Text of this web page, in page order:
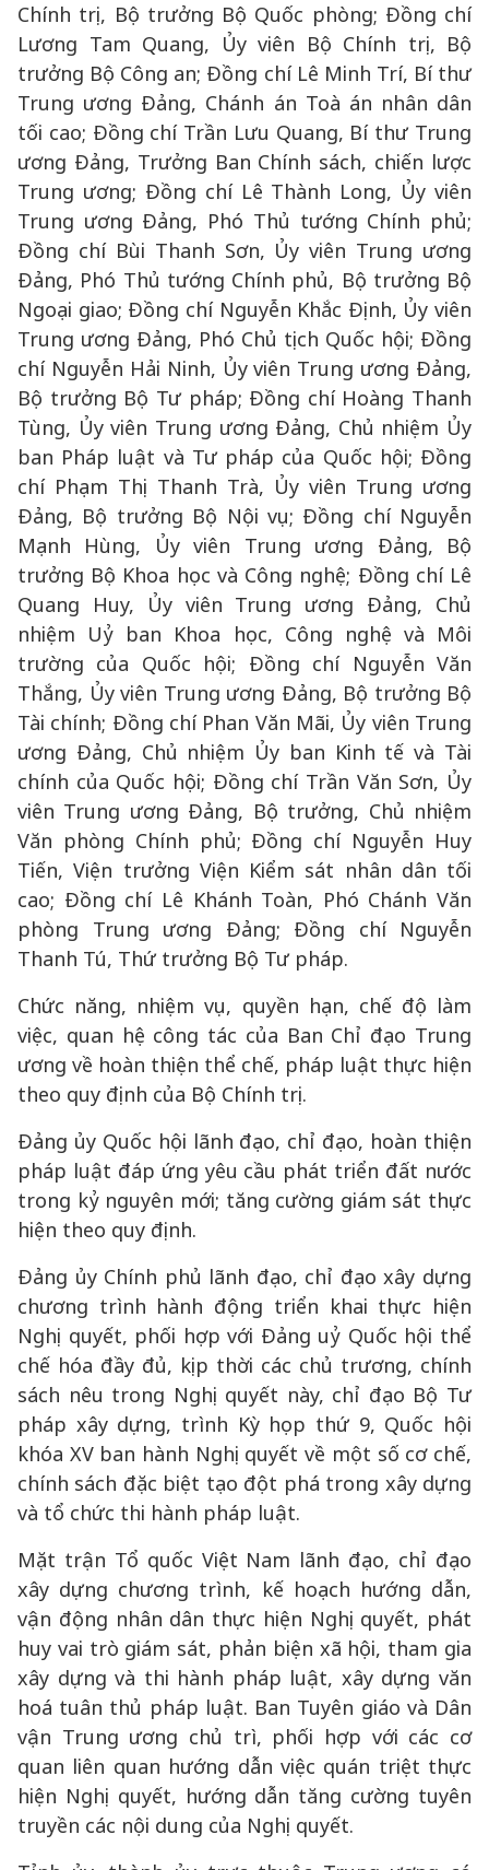
Chính trị, Bộ trưởng Bộ Quốc phòng; Đồng chí
Lương Tam Quang, Ủy viên Bộ Chính trị, Bộ
trưởng Bộ Công an; Đồng chí Lê Minh Trí, Bí thư
Trung ương Đảng, Chánh án Toà án nhân dân
tối cao; Đồng chí Trần Lưu Quang, Bí thư Trung
ương Đảng, Trưởng Ban Chính sách, chiến lược
Trung ương; Đồng chí Lê Thành Long, Ủy viên
Trung ương Đảng, Phó Thủ tướng Chính phủ;
Đồng chí Bùi Thanh Sơn, Ủy viên Trung ương
Đảng, Phó Thủ tướng Chính phủ, Bộ trưởng Bộ
Ngoại giao; Đồng chí Nguyễn Khắc Định, Ủy viên
Trung ương Đảng, Phó Chủ tịch Quốc hội; Đồng
chí Nguyễn Hải Ninh, Ủy viên Trung ương Đảng,
Bộ trưởng Bộ Tư pháp; Đồng chí Hoàng Thanh
Tùng, Ủy viên Trung ương Đảng, Chủ nhiệm Ủy
ban Pháp luật và Tư pháp của Quốc hội; Đồng
chí Phạm Thị Thanh Trà, Ủy viên Trung ương
Đảng, Bộ trưởng Bộ Nội vụ; Đồng chí Nguyễn
Mạnh Hùng, Ủy viên Trung ương Đảng, Bộ
trưởng Bộ Khoa học và Công nghệ; Đồng chí Lê
Quang Huy, Ủy viên Trung ương Đảng, Chủ
nhiệm Uỷ ban Khoa học, Công nghệ và Môi
trường của Quốc hội; Đồng chí Nguyễn Văn
Thắng, Ủy viên Trung ương Đảng, Bộ trưởng Bộ
Tài chính; Đồng chí Phan Văn Mãi, Ủy viên Trung
ương Đảng, Chủ nhiệm Ủy ban Kinh tế và Tài
chính của Quốc hội; Đồng chí Trần Văn Sơn, Ủy
viên Trung ương Đảng, Bộ trưởng, Chủ nhiệm
Văn phòng Chính phủ; Đồng chí Nguyễn Huy
Tiến, Viện trưởng Viện Kiểm sát nhân dân tối
cao; Đồng chí Lê Khánh Toàn, Phó Chánh Văn
phòng Trung ương Đảng; Đồng chí Nguyễn
Thanh Tú, Thứ trưởng Bộ Tư pháp.
Chức năng, nhiệm vụ, quyền hạn, chế độ làm
việc, quan hệ công tác của Ban Chỉ đạo Trung
ương về hoàn thiện thể chế, pháp luật thực hiện
theo quy định của Bộ Chính trị.
Đảng ủy Quốc hội lãnh đạo, chỉ đạo, hoàn thiện
pháp luật đáp ứng yêu cầu phát triển đất nước
trong kỷ nguyên mới; tăng cường giám sát thực
hiện theo quy định.
Đảng ủy Chính phủ lãnh đạo, chỉ đạo xây dựng
chương trình hành động triển khai thực hiện
Nghị quyết, phối hợp với Đảng uỷ Quốc hội thể
chế hóa đầy đủ, kịp thời các chủ trương, chính
sách nêu trong Nghị quyết này, chỉ đạo Bộ Tư
pháp xây dựng, trình Kỳ họp thứ 9, Quốc hội
khóa XV ban hành Nghị quyết về một số cơ chế,
chính sách đặc biệt tạo đột phá trong xây dựng
và tổ chức thi hành pháp luật.
Mặt trận Tổ quốc Việt Nam lãnh đạo, chỉ đạo
xây dựng chương trình, kế hoạch hướng dẫn,
vận động nhân dân thực hiện Nghị quyết, phát
huy vai trò giám sát, phản biện xã hội, tham gia
xây dựng và thi hành pháp luật, xây dựng văn
hoá tuân thủ pháp luật. Ban Tuyên giáo và Dân
vận Trung ương chủ trì, phối hợp với các cơ
quan liên quan hướng dẫn việc quán triệt thực
hiện Nghị quyết, hướng dẫn tăng cường tuyên
truyền các nội dung của Nghị quyết.